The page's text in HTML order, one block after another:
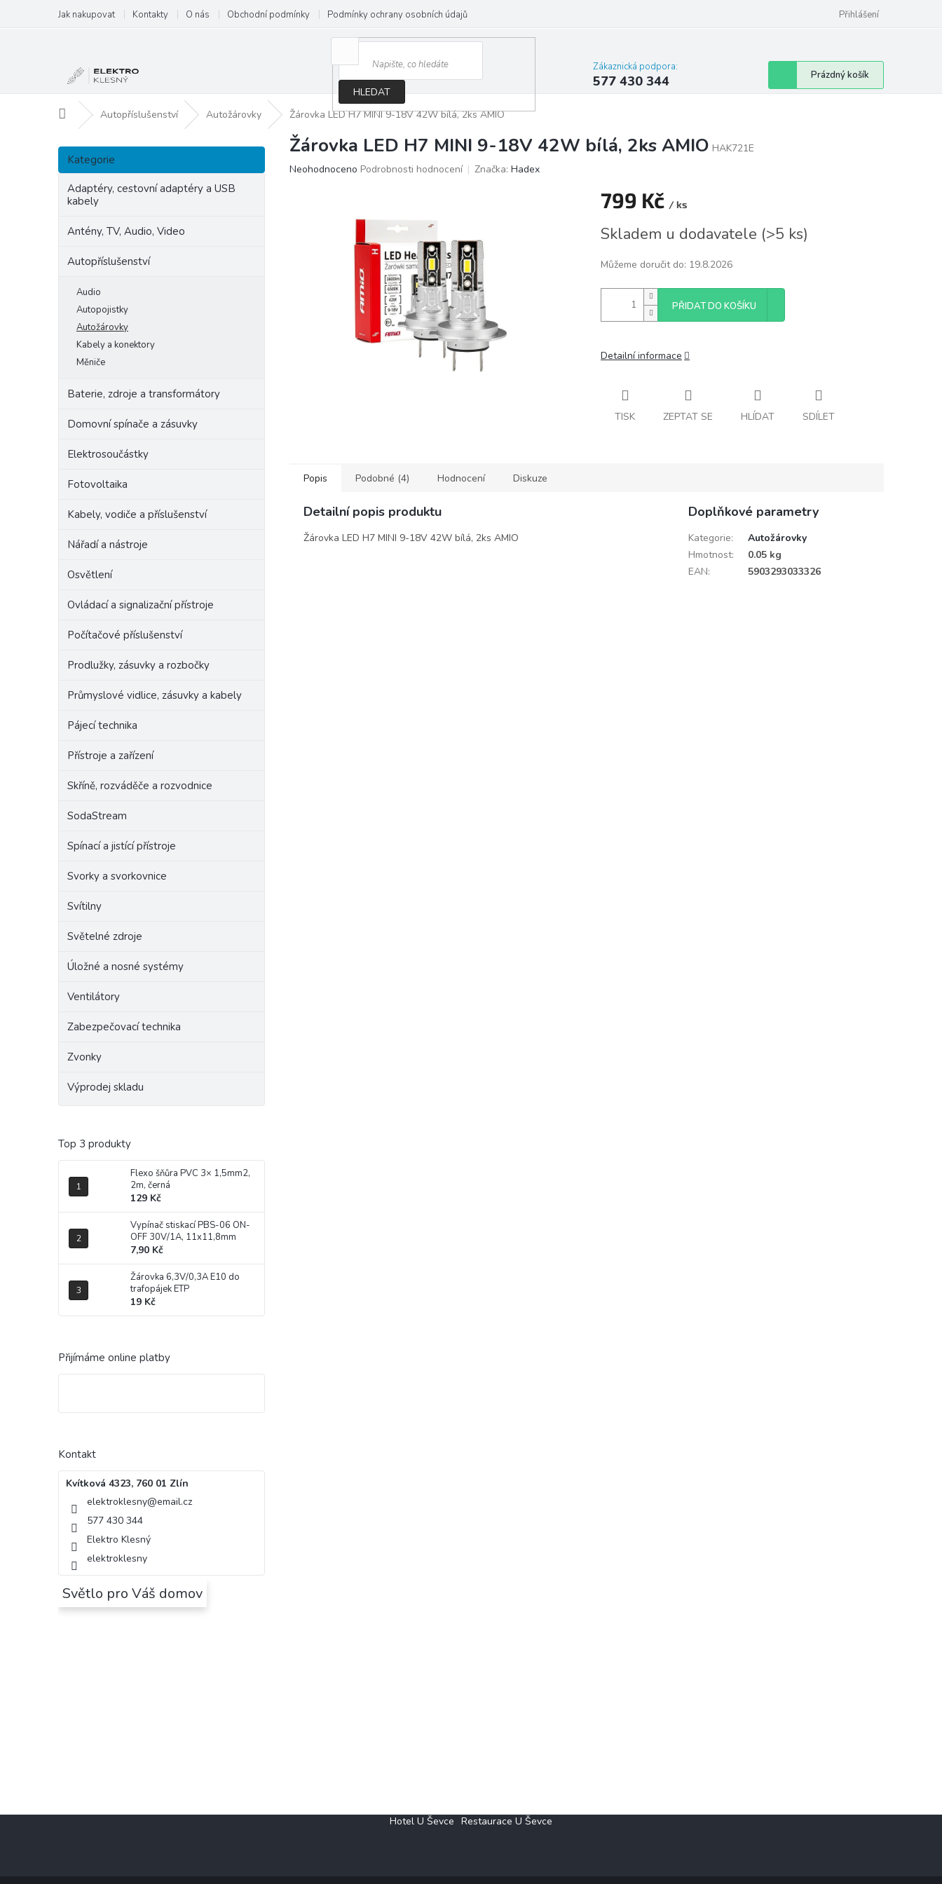
obsah
Jak nakupovat Kontakty O nás Obchodní podmínky Podmínky ochrany osobních údajů Přihlášení
HLEDAT
Zákaznická podpora:
577 430 344
Nákupní
košík
Prázdný košík
Domů Autopříslušenství Autožárovky Žárovka LED H7 MINI 9-18V 42W bílá, 2ks AMIO
P
s
Přeskočit
kategorie
Kategorie
Adaptéry, cestovní adaptéry a USB
kabely
Antény, TV, Audio, Video
Autopříslušenství
Audio
Autopojistky
Autožárovky
Kabely a konektory
Měniče
Baterie, zdroje a transformátory
Domovní spínače a zásuvky
Elektrosoučástky
Fotovoltaika
Kabely, vodiče a příslušenství
Nářadí a nástroje
Osvětlení
Ovládací a signalizační přístroje
Počítačové příslušenství
Prodlužky, zásuvky a rozbočky
Průmyslové vidlice, zásuvky a kabely
Pájecí technika
Přístroje a zařízení
Skříně, rozváděče a rozvodnice
SodaStream
Spínací a jistící přístroje
Svorky a svorkovnice
Svítilny
Světelné zdroje
Úložné a nosné systémy
Ventilátory
Zabezpečovací technika
Zvonky
Výprodej skladu
Top 3 produkty
Flexo šňůra PVC 3× 1,5mm2,
2m, černá
129 Kč
Vypínač stiskací PBS-06 ON-
OFF 30V/1A, 11x11,8mm
7,90 Kč
Žárovka 6,3V/0,3A E10 do
trafopájek ETP
19 Kč
Přijímáme online platby
Kontakt
Kvítková 4323, 760 01 Zlín
elektroklesny@email.cz
577 430 344
Elektro Klesný
elektroklesny
Světlo pro Váš domov
Žárovka LED H7 MINI 9-18V 42W bílá, 2ks AMIO HAK721E
Průměrné
Neohodnoceno Podrobnosti hodnocení Značka: Hadex
799 Kč / ks
cena:
Skladem u dodavatele (>5 ks)
Můžeme doručit do: 19.8.2026
PŘIDAT DO KOŠÍKU
Detailní informace
TISK ZEPTAT SE HLÍDAT SDÍLET
Popis Podobné (4) Hodnocení Diskuze
Detailní popis produktu
Žárovka LED H7 MINI 9-18V 42W bílá, 2ks AMIO
Doplňkové parametry
Kategorie:
Autožárovky
Hmotnost:
0.05 kg
EAN: 5903293033326
Hotel U Ševce Restaurace U Ševce